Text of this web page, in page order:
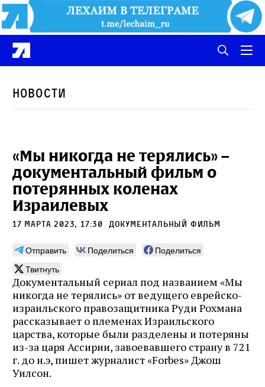
Новости
«Мы никогда не терялись» –
документальный фильм о
потерянных коленах
Израилевых
17 марта 2023, 17:30 Документальный фильм
Отправить Поделиться
Поделиться
Твитнуть
Документальный сериал под названием «Мы
никогда не терялись» от ведущего еврейско-
израильского правозащитника Руди Рохмана
рассказывает о племенах Израильского
царства, которые были разделены и потеряны
из-за царя Ассирии, завоевавшего страну в 721
г. до н.э, пишет журналист «Forbes» Джош
Уилсон.